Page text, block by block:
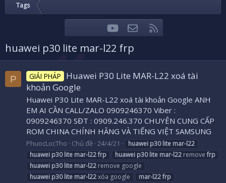
Tags
FacebookTwitteryoutubeLiên hệ
huawei p30 lite mar-l22 frp
P GIẢI PHÁP
Huawei P30 Lite MAR-L22 xoá tài
khoản Google
Huawei P30 Lite MAR-L22 xoá tài khoản Google ANH
EM AI CẦN CALL/ZALO 0909246370 Viber :
0909246370 SĐT : 0909.246.370 CHUYÊN CUNG CẤP
ROM CHINA CHÍNH HÃNG VÀ TIẾNG VIỆT SAMSUNG
PhuocLocTho Chủ đề 24/4/21 huawei p30 lite mar-l22
huawei p30 lite mar-l22frp huawei p30 lite mar-l22 removefrp
huawei p30 lite mar-l22 remove google
huawei p30 lite mar-l22xóa google mar-l22frp